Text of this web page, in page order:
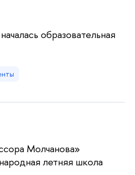
образовательная
Молчанова»
летняя школа